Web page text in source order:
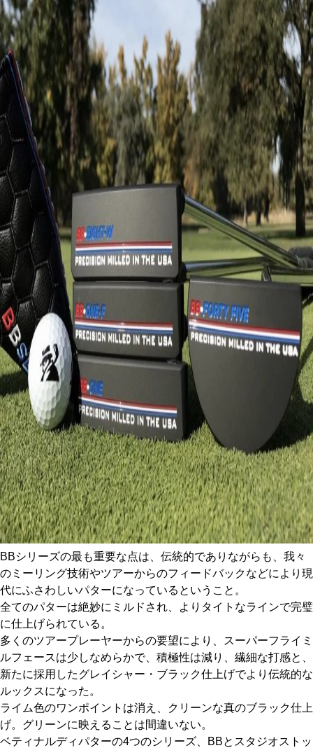
BBシリーズの最も重要な点は、伝統的でありながらも、我々
のミーリング技術やツアーからのフィードバックなどにより現
代にふさわしいパターになっているということ。
全てのパターは絶妙にミルドされ、よりタイトなラインで完璧
に仕上げられている。
多くのツアープレーヤーからの要望により、スーパーフライミ
ルフェースは少しなめらかで、積極性は減り、繊細な打感と、
新たに採用したグレイシャー・ブラック仕上げでより伝統的な
ルックスになった。
ライム色のワンポイントは消え、クリーンな真のブラック仕上
げ。グリーンに映えることは間違いない。
ベティナルディパターの4つのシリーズ、BBとスタジオストッ